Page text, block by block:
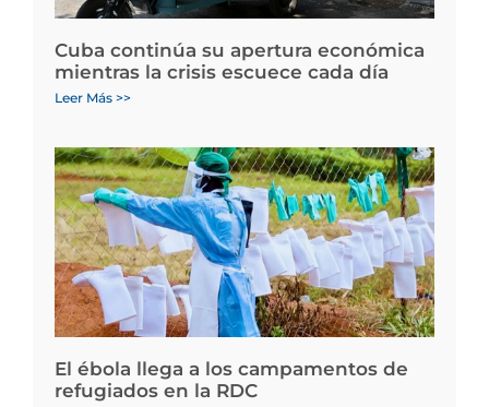
Cuba continúa su apertura económica
mientras la crisis escuece cada día
Leer Más >>
El ébola llega a los campamentos de
refugiados en la RDC